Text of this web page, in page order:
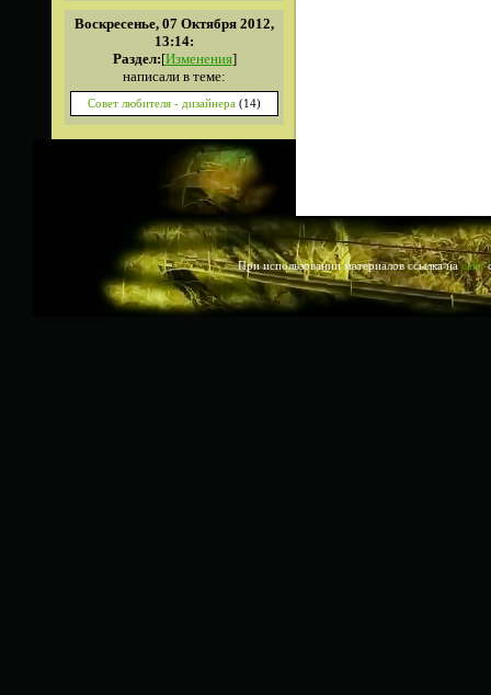
Воскресенье, 07 Октября 2012,
13:14:
Раздел:[Изменения]
написали в теме:
Совет любителя - дизайнера (14)
При использовании материалов ссылка насайт